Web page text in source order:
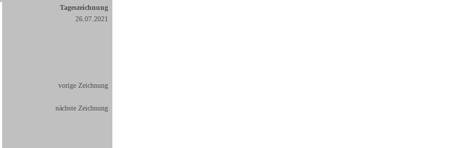
Tageszeichnung
26.07.2021
vorige Zeichnung
nächste Zeichnung